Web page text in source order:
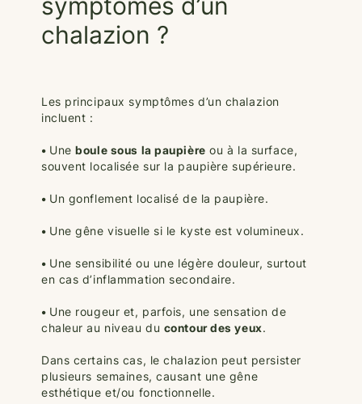
chalazion ?
Les principaux symptômes d’un chalazion
incluent :
• Uneboule sous la paupière ou à la surface,
souvent localisée sur la paupière supérieure.
• Un gonflement localisé de la paupière.
• Une gêne visuelle si le kyste est volumineux.
• Une sensibilité ou une légère douleur, surtout
en cas d’inflammation secondaire.
• Une rougeur et, parfois, une sensation de
chaleur au niveau du contour des yeux.
Dans certains cas, le chalazion peut persister
plusieurs semaines, causant une gêne
esthétique et/ou fonctionnelle.